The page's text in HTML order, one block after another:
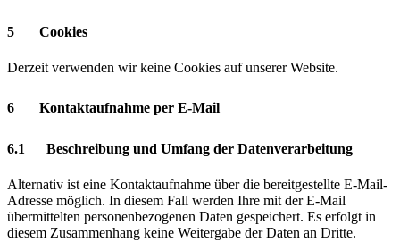
5 Cookies
Derzeit verwenden wir keine Cookies auf unserer Website.
6 Kontaktaufnahme per E-Mail
6.1 Beschreibung und Umfang der Datenverarbeitung
Alternativ ist eine Kontaktaufnahme über die bereitgestellte E-Mail-
Adresse möglich. In diesem Fall werden Ihre mit der E-Mail
übermittelten personenbezogenen Daten gespeichert. Es erfolgt in
diesem Zusammenhang keine Weitergabe der Daten an Dritte.